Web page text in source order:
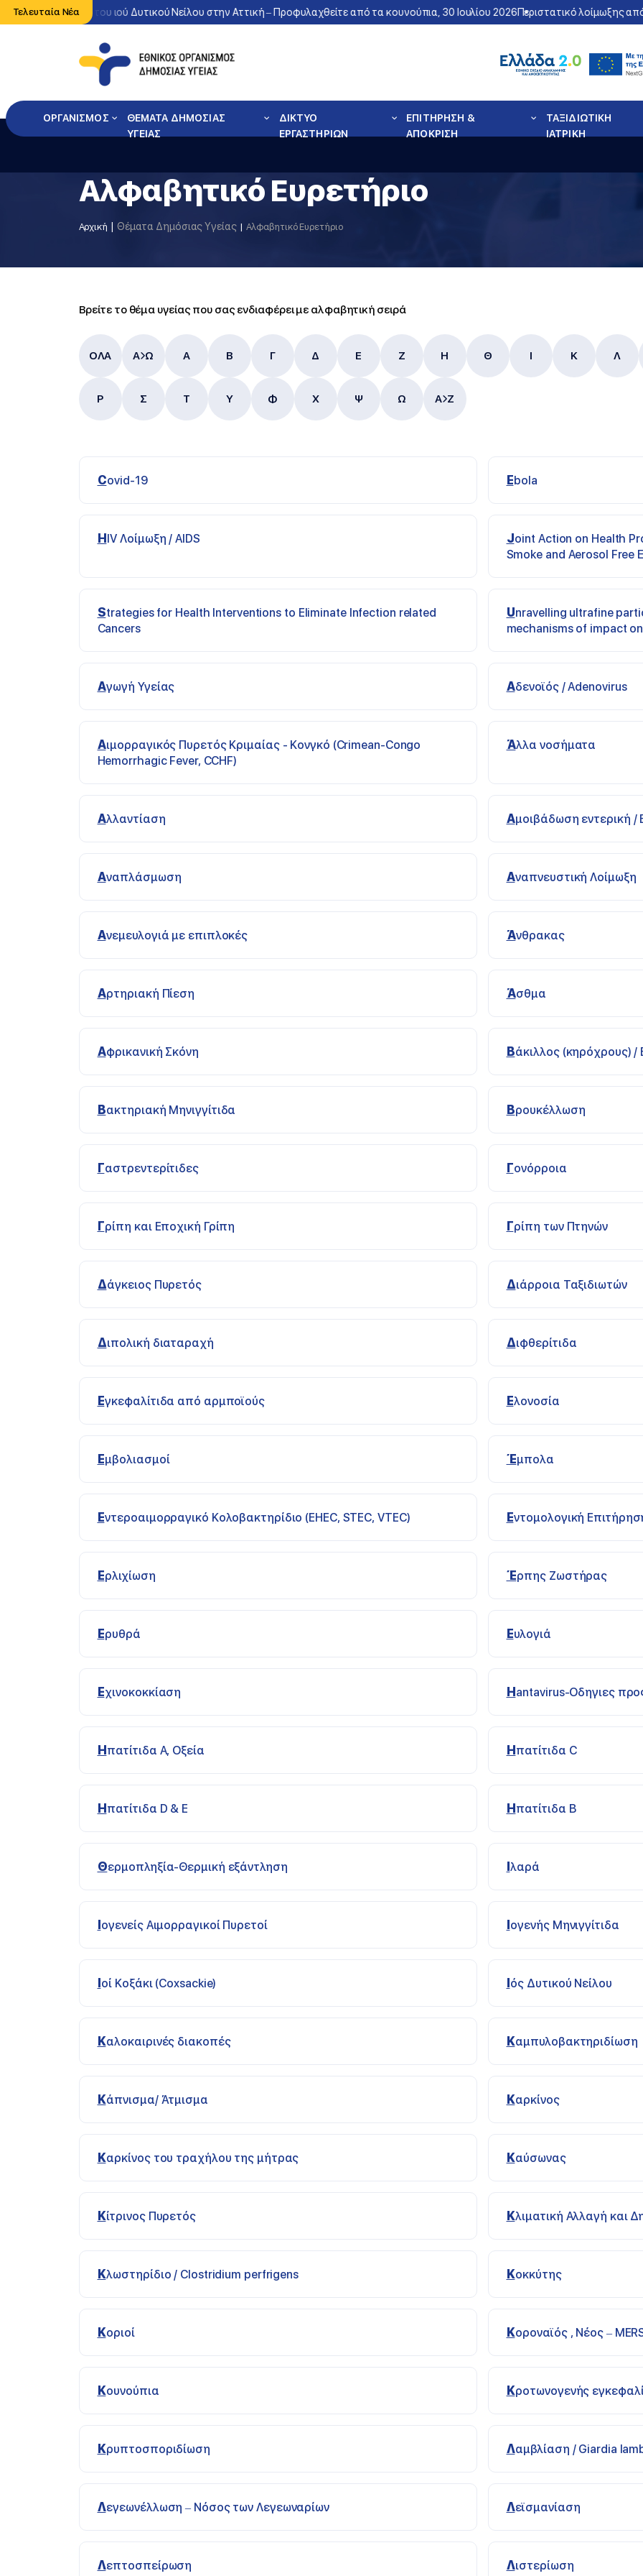
Τελευταία Νέα
κυκλοφορία του ιού Δυτικού Νείλου στην Αττική – Προφυλαχθείτε από τα κουνούπια, 30 Ιουλίου 2026Περιστατικό λοίμωξης από
ΟΡΓΑΝΙΣΜΟΣ
ΘΕΜΑΤΑ ΔΗΜΟΣΙΑΣ
ΥΓΕΙΑΣ
ΔΙΚΤΥΟ
ΕΡΓΑΣΤΗΡΙΩΝ
ΕΠΙΤΗΡΗΣΗ &
ΑΠΟΚΡΙΣΗ
ΤΑΞΙΔΙΩΤΙΚΗ
ΙΑΤΡΙΚΗ
Αλφαβητικό Ευρετήριο
Αρχική Θέματα Δημόσιας Υγείας Αλφαβητικό Ευρετήριο
Βρείτε το θέμα υγείας που σας ενδιαφέρει με αλφαβητική σειρά
ΟΛΑ Α Ω Α B Γ Δ E Ζ Η Θ Ι Κ Λ
Ρ Σ Τ Υ Φ Χ Ψ Ω A Z
Covid-19 Ebola
HIV Λοίμωξη / AIDS Joint Action on Health Promotion and Disease Prevention including
Smoke and Aerosol Free
Strategies for Health Interventions to Eliminate Infection related
Cancers
Unravelling ultrafine particulate matter and micro nano plastic's
mechanisms of impact
Αγωγή Υγείας Αδενοϊός / Adenovirus
Αιμορραγικός Πυρετός Κριμαίας - Κονγκό (Crimean-Congo
Hemorrhagic Fever, CCHF)
Άλλα νοσήματα
Αλλαντίαση Αμοιβάδωση εντερική
Αναπλάσμωση Αναπνευστική Λοίμωξη
Ανεμευλογιά με επιπλοκές Άνθρακας
Αρτηριακή Πίεση Άσθμα
Αφρικανική Σκόνη Βάκιλλος (κηρόχρους)
Βακτηριακή Μηνιγγίτιδα Βρουκέλλωση
Γαστρεντερίτιδες Γονόρροια
Γρίπη και Εποχική Γρίπη Γρίπη των Πτηνών
Δάγκειος Πυρετός Διάρροια Ταξιδιωτών
Διπολική διαταραχή Διφθερίτιδα
Εγκεφαλίτιδα από αρμποϊούς Ελονοσία
Εμβολιασμοί Έμπολα
Εντεροαιμορραγικό Κολοβακτηρίδιο (EHEC, STEC, VTEC) Εντομολογική
Ερλιχίωση Έρπης Ζωστήρας
Ερυθρά Ευλογιά
Εχινοκοκκίαση Ηantavirus-Οδηγιες
Ηπατίτιδα A, Οξεία Ηπατίτιδα C
Ηπατίτιδα D & E Ηπατίτιδα Β
Θερμοπληξία-Θερμική εξάντληση Ιλαρά
Ιογενείς Αιμορραγικοί Πυρετοί Ιογενής Μηνιγγίτιδα
Ιοί Κοξάκι (Coxsackie) Ιός Δυτικού Νείλου
Καλοκαιρινές διακοπές Καμπυλοβακτηριδίωση
Κάπνισμα/ Άτμισμα Καρκίνος
Καρκίνος του τραχήλου της μήτρας Καύσωνας
Κίτρινος Πυρετός Κλιματική Αλλαγή και
Κλωστηρίδιο / Clostridium perfrigens Κοκκύτης
Κοριοί Κοροναϊός , Νέος –
Κουνούπια Κροτωνογενής
Κρυπτοσποριδίωση Λαμβλίαση / Giardia
Λεγεωνέλλωση – Νόσος των Λεγεωναρίων Λεϊσμανίαση
Λεπτοσπείρωση Λιστερίωση